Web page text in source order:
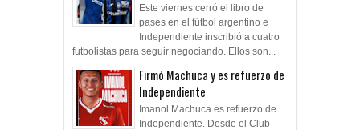
Este viernes cerró el libro de
pases en el fútbol argentino e
Independiente inscribió a cuatro
futbolistas para seguir negociando. Ellos son...
Firmó Machuca y es refuerzo de
Independiente
Imanol Machuca es refuerzo de
Independiente. Desde el Club